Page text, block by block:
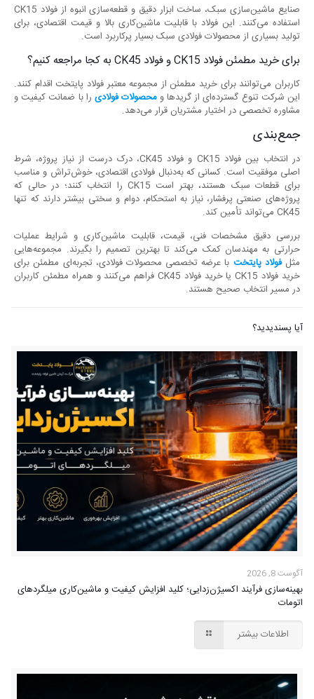
صنایع ماشین‌سازی سبک، ساخت ابزار دقیق و قطعه‌سازی انبوه از فولاد CK15
استفاده می‌کنند. این فولاد با قابلیت ماشین‌کاری بالا و قیمت اقتصادی، برای
تولید بسیاری از محصولات فولادی سبک بسیار پرکاربرد است.
برای خرید مطمئن فولاد CK15 و فولاد CK45 به کجا مراجعه کنیم؟
کاربران می‌توانند برای خرید مطمئن از مجموعه معتبر فولاد پایتخت اقدام کنند.
این شرکت تنوع گسترده‌ای از گریدها ومحصولات فولادی را با ضمانت کیفیت و
مشاوره تخصصی در اختیار مشتریان قرار می‌دهد.
جمع‌بندی
در انتخاب بین فولاد CK15 و فولاد CK45، درک درست از نیاز پروژه، شرط
اصلی موفقیت است. کسانی که به‌دنبال فولادی اقتصادی، خوش‌تراش و مناسب
برای قطعات سبک هستند، بهتر است CK15 را انتخاب کنند؛ در حالی که
پروژه‌های صنعتی پرفشار، نیاز به استحکام، دوام و سختی بیشتر دارند که تنها
CK45 می‌تواند تأمین کند.
بررسی دقیق مشخصات فنی، قیمت، قابلیت ماشین‌کاری و شرایط عملیات
حرارتی به مهندسان کمک می‌کند تا بهترین تصمیم را بگیرند. مجموعه‌هایی
مثلفولاد پایتخت با عرضه تخصصی محصولات فولادی، تجربه‌ای مطمئن برای
خرید فولاد CK15 یا خرید فولاد CK45 فراهم می‌کنند و همراه مطمئن کاربران
در مسیر انتخاب صحیح هستند.
آیا پسندیدید؟
آگوست 8, 2026
بهینه‌سازی فرآیند اکسیژن‌زدایی؛ کلید افزایش کیفیت و ماشین‌کاری میلگردهای
اتومات
اطلاعات بیشتر